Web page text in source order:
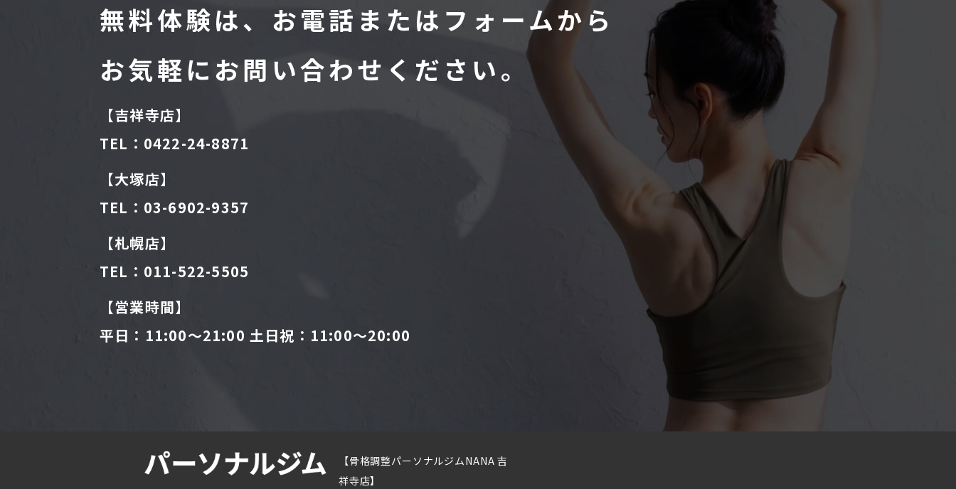
無料体験は、お電話またはフォームから
お気軽にお問い合わせください。
【吉祥寺店】
TEL： 0422-24-8871
【大塚店】
TEL： 03-6902-9357
【札幌店】
TEL： 011-522-5505
【営業時間】
平日：11:00〜21:00 土日祝：11:00〜20:00
【骨格調整パーソナルジムNANA 吉
祥寺店】